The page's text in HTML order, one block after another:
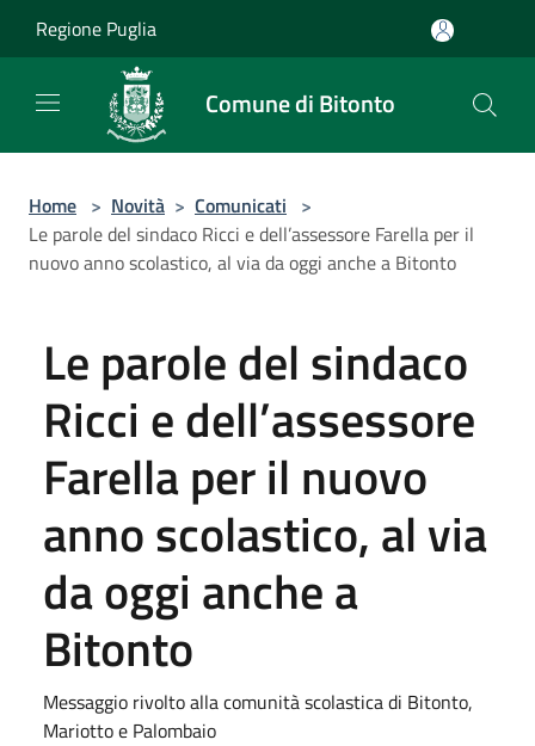
Regione Puglia
Comune di Bitonto
Home > Novità > Comunicati >
Le parole del sindaco Ricci e dell’assessore Farella per il
nuovo anno scolastico, al via da oggi anche a Bitonto
Le parole del sindaco
Ricci e dell’assessore
Farella per il nuovo
anno scolastico, al via
da oggi anche a
Bitonto
Messaggio rivolto alla comunità scolastica di Bitonto,
Mariotto e Palombaio